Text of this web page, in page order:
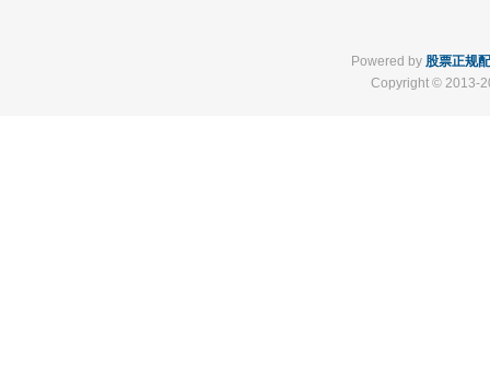
Powered by 股票正规
Copyright © 2013-